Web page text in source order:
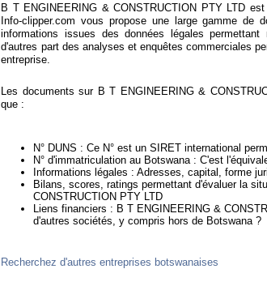
B T ENGINEERING & CONSTRUCTION PTY LTD
Info-clipper.com vous propose une large gamme de
informations issues des données légales
d'autres part des analyses et enquêtes commerciales
entreprise.
Les documents sur B T ENGINEERING &
que :
N° DUNS : Ce N° est un SIRET international
N° d'immatriculation au Botswana : C'est
Informations légales : Adresses, capital, forme
Bilans, scores, ratings permettant d'évaluer la
CONSTRUCTION PTY LTD
Liens financiers : B T ENGINEERING &
d'autres sociétés, y compris hors de Botswana ?
Recherchez d'autres entreprises botswanaises